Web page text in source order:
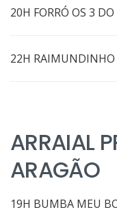
20H FORRÓ OS 3 DO
22H RAIMUNDINHO
ARRAIAL
ARAGÃO
19H BUMBA MEU